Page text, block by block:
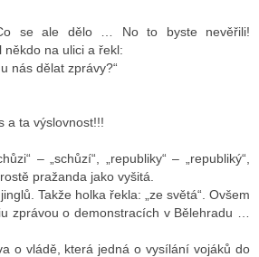
se ale dělo … No to byste nevěřili!
na ulici a řekl:
nás dělat zprávy?“
a ta výslovnost!!!
– „schůzí“, „republiky“ – „republiký“,
pražanda jako vyšitá.
Takže holka řekla: „ze světá“. Ovšem
zprávou o demonstracích v Bělehradu …
o vládě, která jedná o vysílání vojáků do